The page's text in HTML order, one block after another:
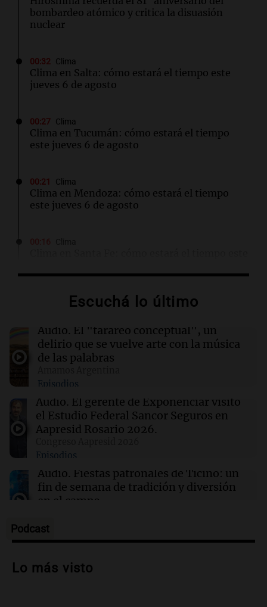
bombardeo atómico y critica la disuasión
nuclear
00:32 Clima
Clima en Salta: cómo estará el tiempo este
jueves 6 de agosto
00:27 Clima
Clima en Tucumán: cómo estará el tiempo
este jueves 6 de agosto
00:21 Clima
Clima en Mendoza: cómo estará el tiempo
este jueves 6 de agosto
Clima
jueves 6 de agosto
00:05 Clima
jueves 6 de agosto
00:00 Clima
Clima en Córdoba: cómo estará el tiempo este
Escuchá lo último
Audio. El "tarareo conceptual", un
delirio que se vuelve arte con la música
de las palabras
Episodios
Audio. El gerente de Exponenciar visitó
el Estudio Federal Sancor Seguros en
Aapresid Rosario 2026.
Episodios
Audio. Fiestas patronales de Ticino: un
fin de semana de tradición y diversión
en el campo
Episodios
Audio.Preparativos para la feria en La
de apertura
Podcast
Lo más visto